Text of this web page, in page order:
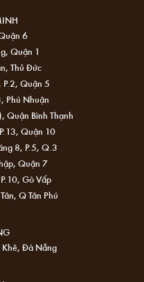
6
Quận 1
Thủ Đức
Quận 5
Phú Nhuận
Quận Bình Thạnh
Quận 10
8, P.5, Q.3
Quận 7
Gò Vấp
Q Tân Phú
Khê, Đà Nẵng